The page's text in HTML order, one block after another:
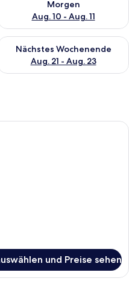
Morgen
Aug. 10 - Aug. 11
Wochenende, Aug. 14
Nächstes Wochenende
Aug. 21 - Aug. 23
die Verfügbarkeit
Hotelzimmer mit einem Bett,
und Preise sehen